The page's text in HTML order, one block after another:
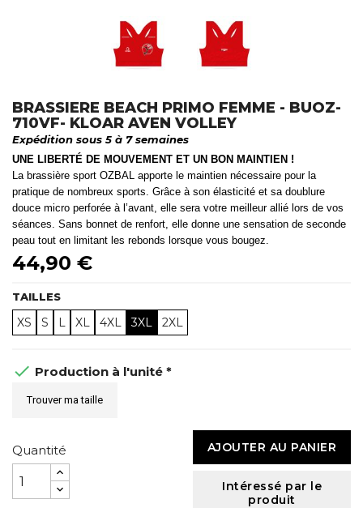
BRASSIERE BEACH PRIMO FEMME - BUOZ-
710VF- KLOAR AVEN VOLLEY
Expédition sous 5 à 7 semaines
UNE LIBERTÉ DE MOUVEMENT ET UN BON MAINTIEN !
La brassière sport OZBAL apporte le maintien nécessaire pour la
pratique de nombreux sports. Grâce à son élasticité et sa doublure
douce micro perforée à l’avant, elle sera votre meilleur allié lors de vos
séances. Sans bonnet de renfort, elle donne une sensation de seconde
peau tout en limitant les rebonds lorsque vous bougez.
44,90 €
TAILLES
XS S L XL 4XL 3XL 2XL
 Production à l'unité *
Trouver ma taille
Quantité AJOUTER AU PANIER
Intéressé par le
produit